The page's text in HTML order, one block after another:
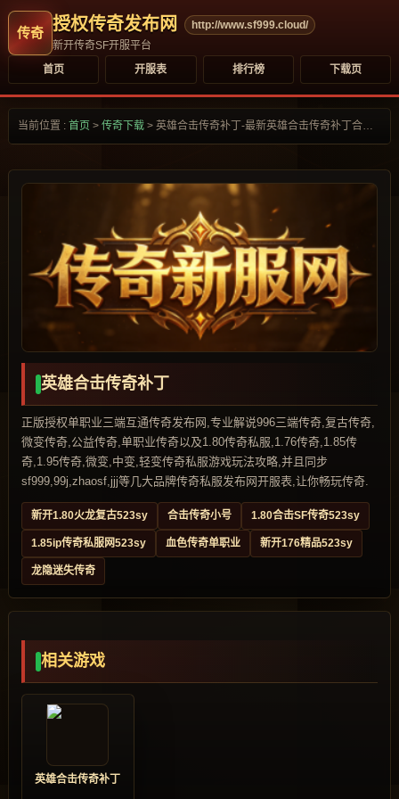
授权传奇发布网
http://www.sf999.cloud/
新开传奇SF开服平台
首页
开服表 排行榜 下载页
当前位置 : 首页 > 传奇下载 > 英雄合击传奇补丁-最新英雄合击传奇补丁合集大全-
英雄合击传奇补丁
正版授权单职业三端互通传奇发布网,专业解说996三端传奇,复古传奇,
微变传奇,公益传奇,单职业传奇以及1.80传奇私服,1.76传奇,1.85传
奇,1.95传奇,微变,中变,轻变传奇私服游戏玩法攻略,并且同步
sf999,99j,zhaosf,jjj等几大品牌传奇私服发布网开服表,让你畅玩传奇.
新开1.80火龙复古523sy 合击传奇小号 1.80合击SF传奇523sy
1.85ip传奇私服网523sy 血色传奇单职业 新开176精品523sy
龙隐迷失传奇
相关游戏
英雄合击传奇补丁